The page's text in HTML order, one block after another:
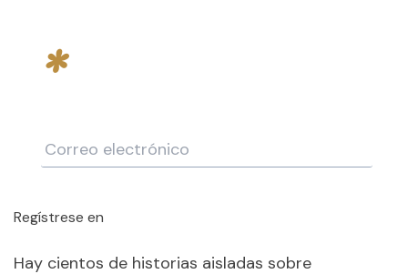
*
Regístrese en
Hay cientos de historias aisladas sobre